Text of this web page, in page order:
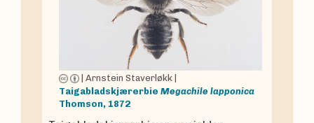
Arnstein Staverløkk
Taigabladskjærerbie Megachile lapponica
Thomson, 1872